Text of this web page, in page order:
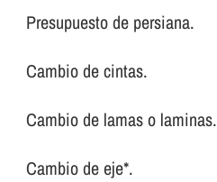
Presupuesto de persiana.
Cambio de cintas.
Cambio de lamas o laminas.
Cambio de eje*.